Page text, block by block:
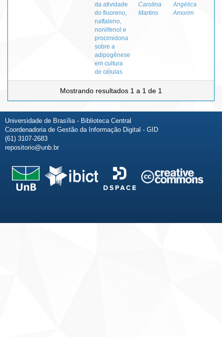
da atividade
do fluoreno,
naftaleno,
nonilfenol e
procimidona
sobre a
adipogênese
em cultura
de células
Carolina
Martins
Angélica
Amorim
Mostrando resultados 1 a 1 de 1
Universidade de Brasília - Biblioteca Central
Coordenadoria de Gestão da Informação Digital - GID
(61) 3107-2683
repositorio@unb.br